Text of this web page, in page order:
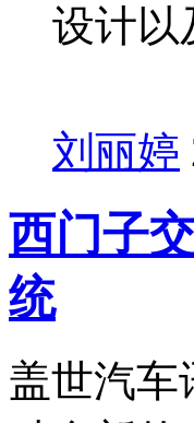
设计以
刘丽婷
西门子
统
盖世汽车